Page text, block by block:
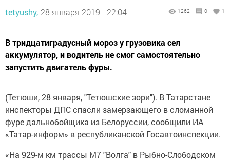
tetyushy, 28 января 2019 - 22:04 1262 0 1
В тридцатиградусный мороз у грузовика сел
аккумулятор, и водитель не смог самостоятельно
запустить двигатель фуры.
(Тетюши, 28 января, "Тетюшские зори"). В Татарстане
инспекторы ДПС спасли замерзающего в сломанной
фуре дальнобойщика из Белоруссии, сообщили ИА
«Татар-информ» в республиканской Госавтоинспекции.
«На 929-м км трассы М7 "Волга" в Рыбно-Слободском